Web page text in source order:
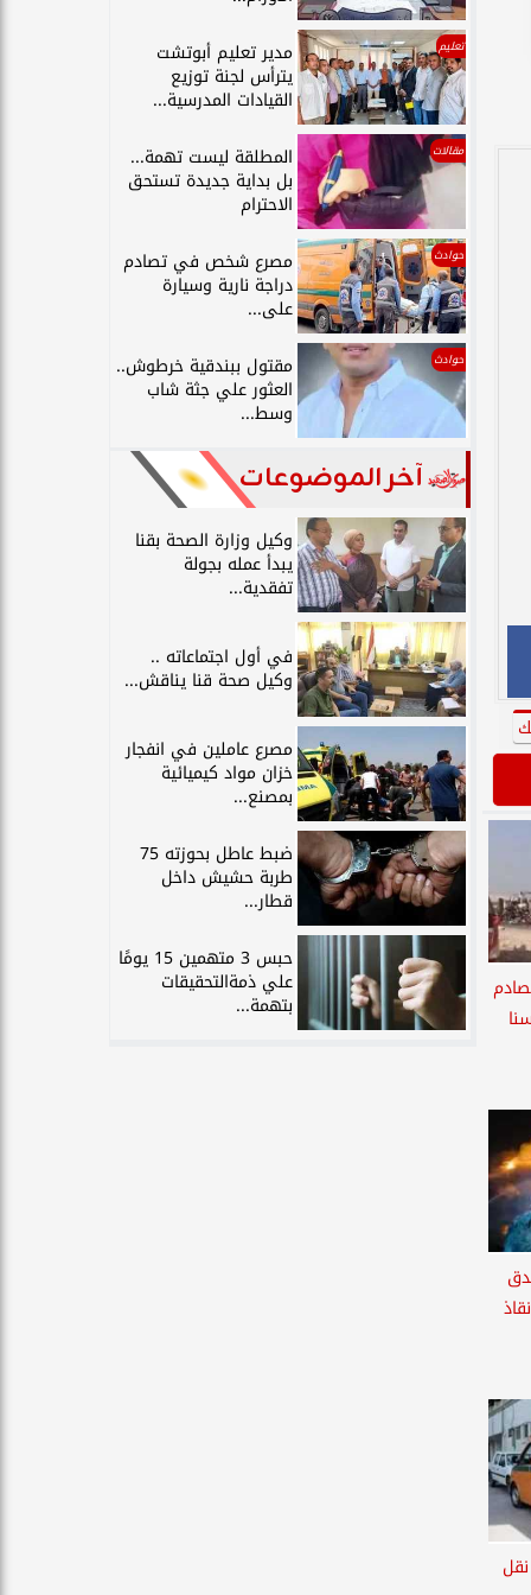
تصادم
تعليم مدير تعليم أبوتشت
يترأس لجنة توزيع
القيادات المدرسية...
مقالات المطلقة ليست تهمة...
بل بداية جديدة تستحق
الاحترام
حوادث مصرع شخص في تصادم
دراجة نارية وسيارة
على...
حوادث مقتول ببندقية خرطوش..
العثور علي جثة شاب
وسط...
آخر الموضوعات
وكيل وزارة الصحة بقنا
يبدأ عمله بجولة
تفقدية...
في أول اجتماعاته ..
وكيل صحة قنا يناقش...
مصرع عاملين في انفجار
خزان مواد كيميائية
بمصنع...
ضبط عاطل بحوزته 75
طربة حشيش داخل
قطار...
حبس 3 متهمين 15 يومًا
علي ذمةالتحقيقات
بتهمة...